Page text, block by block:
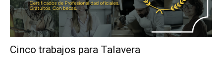
Cinco trabajos para Talavera